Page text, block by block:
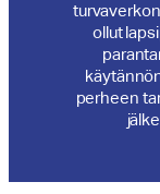
ollut
perheen